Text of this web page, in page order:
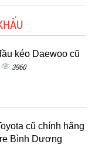
kéo Daewoo cũ
3960
cũ chính hãng
Bình Dương